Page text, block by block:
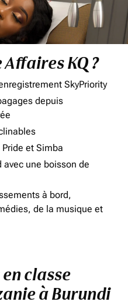
KQ ?
SkyPriority
depuis
et Simba
avec une boisson de
à bord,
de la musique et
classe
à Burundi